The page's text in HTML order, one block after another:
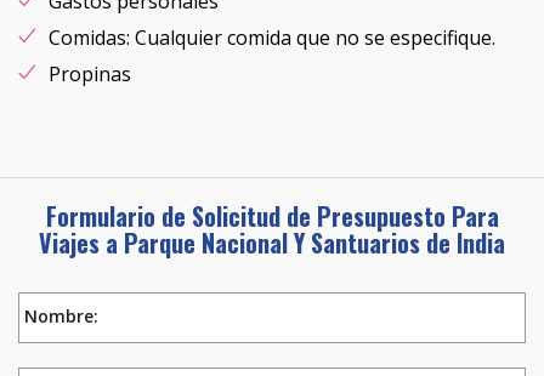
Comidas: Cualquier comida que no se especifique.
Propinas
Formulario de Solicitud de Presupuesto Para
Viajes a Parque Nacional Y Santuarios de India
Nombre: